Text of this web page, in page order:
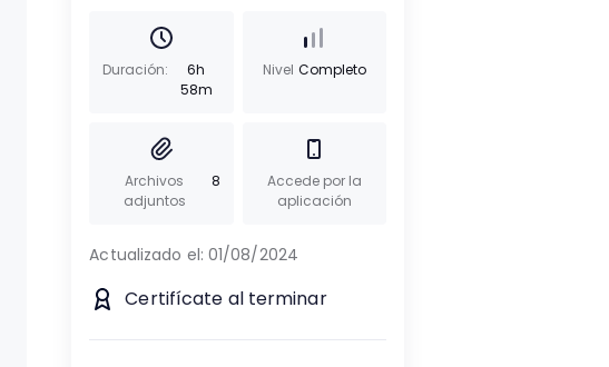
Duración:
6h
58m
Nivel Completo
Archivos
adjuntos
8
Accede por la
aplicación
Actualizado el: 01/08/2024
Certifícate al terminar